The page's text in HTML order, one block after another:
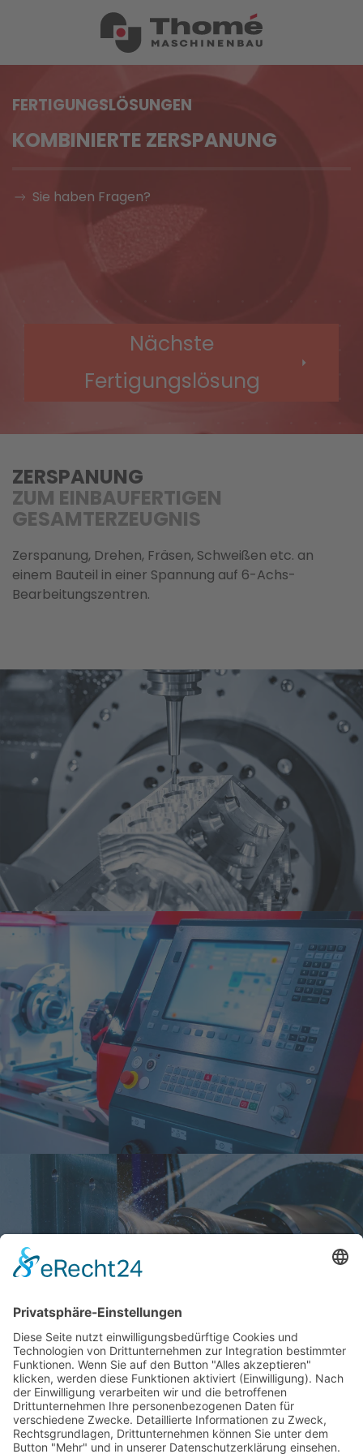
FERTIGUNGSLÖSUNGEN
KOMBINIERTE ZERSPANUNG
Sie haben Fragen?
Nächste
Fertigungslösung
ZERSPANUNG
ZUM EINBAUFERTIGEN
GESAMTERZEUGNIS
Zerspanung, Drehen, Fräsen, Schweißen etc. an
einem Bauteil in einer Spannung auf 6-Achs-
Bearbeitungszentren.